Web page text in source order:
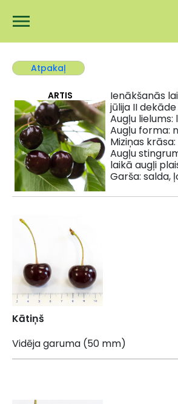
Atpakaļ
ARTIS
Ienākšanās
jūlija II
Augļu lielums:
Augļu forma:
Miziņas
Augļu
laikā augļi
Garša: salda,
Kātiņš
Vidēja garuma (50 mm)